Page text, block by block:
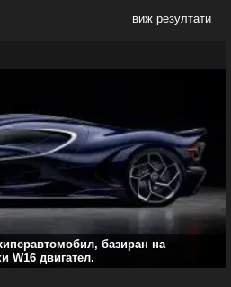
виж резултати
базиран на
W16 двигател.